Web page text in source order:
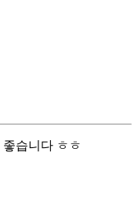
습니다 ㅎㅎ